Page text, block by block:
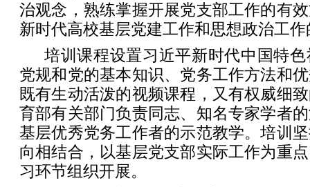
治观念，熟练掌握开展党支部工作的有
新时代高校基层党建工作和思想政治工
培训课程设置习近平新时代中国特
党规和党的基本知识、党务工作方法和
既有生动活泼的视频课程，又有权威细
育部有关部门负责同志、知名专家学者
基层优秀党务工作者的示范教学。培训
向相结合，以基层党支部实际工作为重
习环节组织开展。